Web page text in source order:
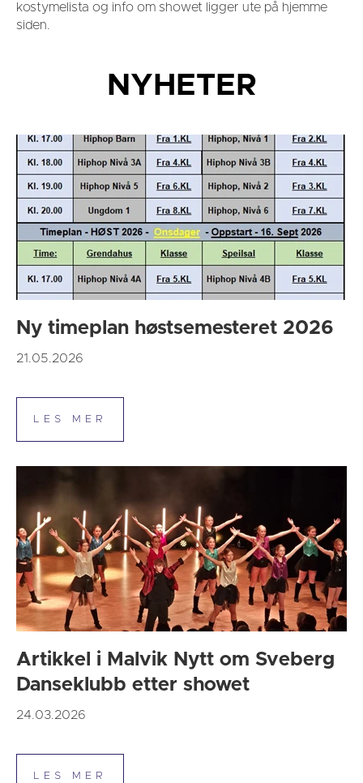
kostymelista og info om showet ligger ute på hjemme
siden.
NYHETER
Ny timeplan høstsemesteret 2026
21.05.2026
Artikkel i Malvik Nytt om Sveberg
Danseklubb etter showet
24.03.2026